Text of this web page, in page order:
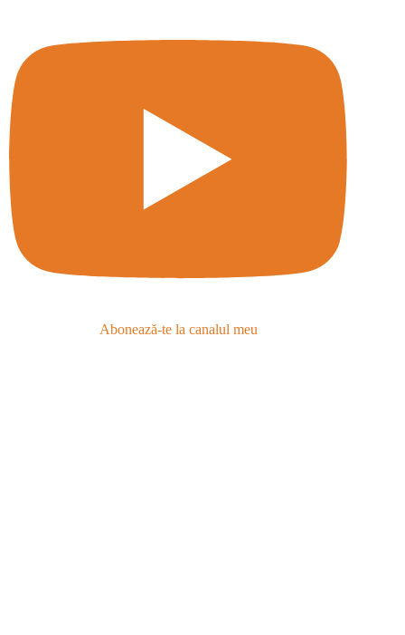
Abonează-te la canalul meu